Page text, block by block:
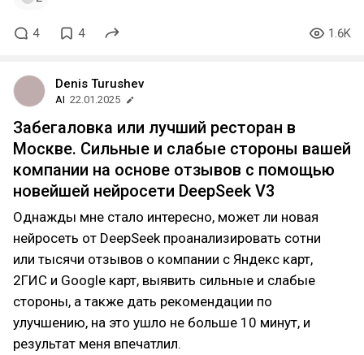
4 4 1.6K
Denis Turushev
AI 22.01.2025
Забегаловка или лучший ресторан в
Москве. Сильные и слабые стороны вашей
компании на основе отзывов с помощью
новейшей нейросети DeepSeek V3
Однажды мне стало интересно, может ли новая
нейросеть от DeepSeek проанализировать сотни
или тысячи отзывов о компании с Яндекс карт,
2ГИС и Google карт, выявить сильные и слабые
стороны, а также дать рекомендации по
улучшению, на это ушло не больше 10 минут, и
результат меня впечатлил.